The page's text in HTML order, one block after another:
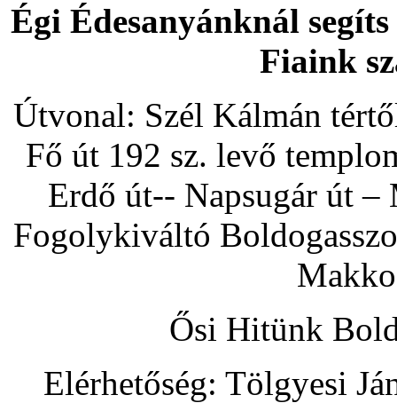
Égi Édesanyánknál
Fiaink
Útvonal: Szél Kálmán
Fő út 192 sz. levő
Erdő út-- Napsugár út
Fogolykiváltó
Ősi Hitünk
Elérhetőség: Tölgyesi